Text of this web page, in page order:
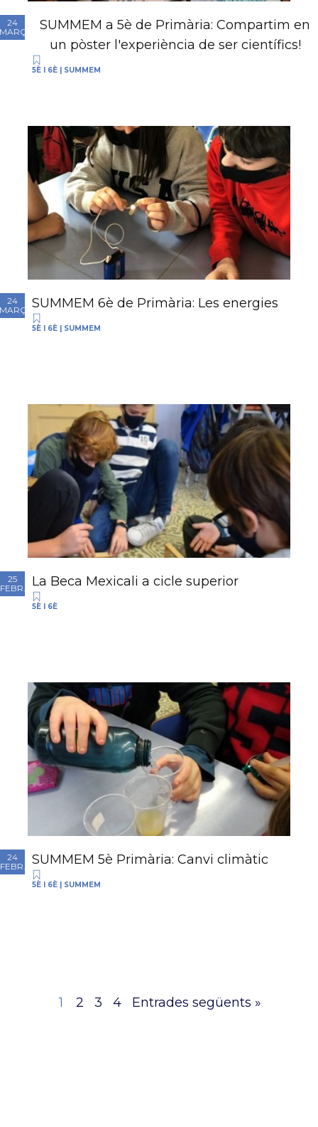
24
SUMMEM a 5è de Primària: Compartim en
un pòster l'experiència de ser científics!
5È I 6È | SUMMEM
24
SUMMEM 6è de Primària: Les energies
5È I 6È | SUMMEM
25
FEBR.
La Beca Mexicali a cicle superior
5È I 6È
24
FEBR.
SUMMEM 5è Primària: Canvi climàtic
5È I 6È | SUMMEM
1 2 3 4 Entrades següents »